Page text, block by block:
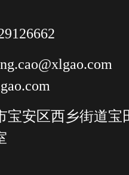
宝安区西乡街道宝